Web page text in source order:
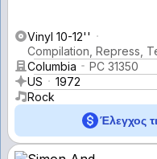
Vinyl 10-12''
Compilation, Repress,
Columbia
PC 31350
US
1972
Rock
Έλεγχος